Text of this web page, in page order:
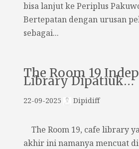
bisa lanjut ke Periplus
Bertepatan dengan urusan
sebagai...
The Room 19
Library Dipatiuk…
22-09-2025 Dipidiff
The Room 19, cafe library
akhir ini namanya mencuat